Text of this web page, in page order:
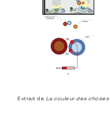
Extrait de La couleur des choses